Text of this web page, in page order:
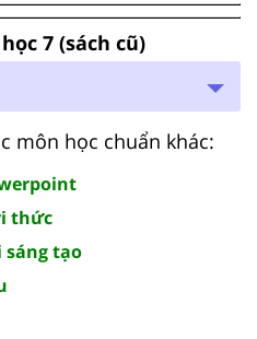
7 (sách cũ)
môn học chuẩn khác:
thức
sáng tạo